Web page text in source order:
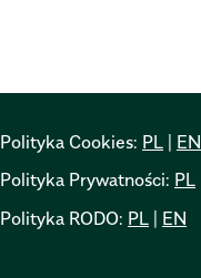
Polityka Cookies: PL | EN
Polityka Prywatności: PL
Polityka RODO: PL | EN